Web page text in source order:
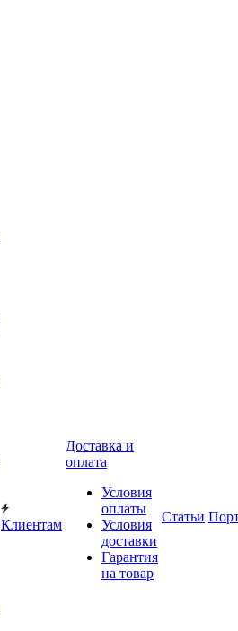
Клиентам
Доставка и
оплата
Условия
оплаты
Условия
доставки
Гарантия
на товар
Статьи